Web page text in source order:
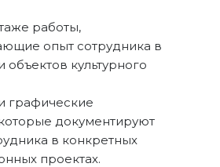
работы,
опыт сотрудника в
объектов культурного
графические
документируют
в конкретных
проектах.